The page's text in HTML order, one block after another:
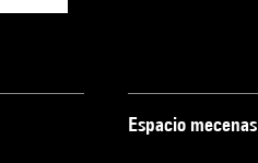
Espacio mecenas